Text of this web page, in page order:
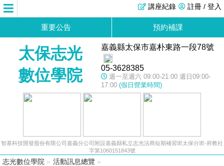
註冊 / 登入
講座紀錄
重要公告 預約補課
太保志光
數位學院
嘉義縣太保市嘉朴東路一段78號
05-3628385
週一至週六 09:00-21:00 週日09:00-
17:00 (假日營業時間)
智基科技開發股份有限公司嘉義分公司附設嘉義縣私立志光法商短期補習班太保分班-府教社
字第1060151843號
志光數位學院 » 活動訊息總覽 »